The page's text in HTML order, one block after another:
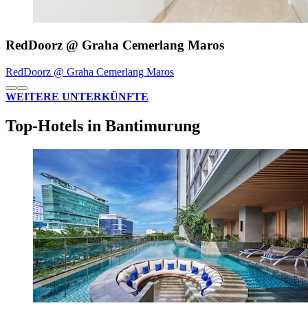
RedDoorz @ Graha Cemerlang Maros
RedDoorz @ Graha Cemerlang Maros
WEITERE UNTERKÜNFTE
Top-Hotels in Bantimurung